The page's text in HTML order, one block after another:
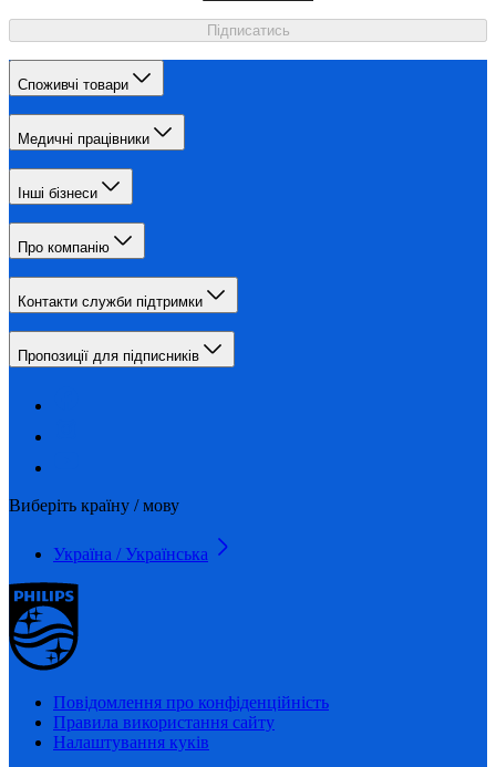
Підписатись
Споживчі товари
Медичні працівники
Інші бізнеси
Про компанію
Контакти служби підтримки
Пропозиції для підписників
Виберіть країну / мову
Україна / Українська
Повідомлення про конфіденційність
Правила використання сайту
Налаштування куків